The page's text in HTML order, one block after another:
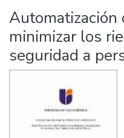
Automatización
minimizar los
seguridad a